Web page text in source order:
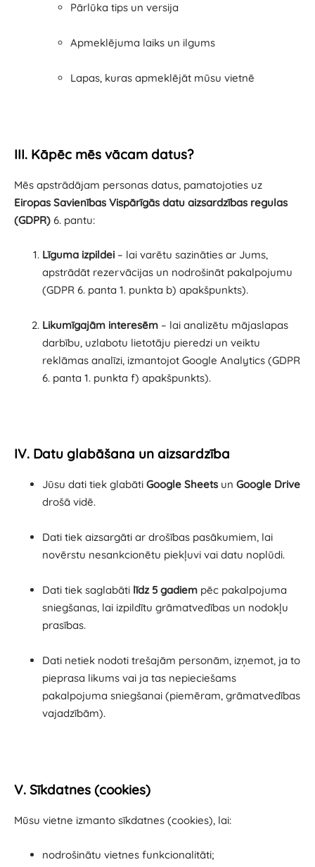
Pārlūka tips un versija
Apmeklējuma laiks un ilgums
Lapas, kuras apmeklējāt mūsu vietnē
III. Kāpēc mēs vācam datus?
Mēs apstrādājam personas datus, pamatojoties uz
Eiropas Savienības Vispārīgās datu aizsardzības regulas
(GDPR) 6. pantu:
Līguma izpildei – lai varētu sazināties ar Jums,
apstrādāt rezervācijas un nodrošināt pakalpojumu
(GDPR 6. panta 1. punkta b) apakšpunkts).
Likumīgajām interesēm – lai analizētu mājaslapas
darbību, uzlabotu lietotāju pieredzi un veiktu
reklāmas analīzi, izmantojot Google Analytics (GDPR
6. panta 1. punkta f) apakšpunkts).
IV. Datu glabāšana un aizsardzība
Jūsu dati tiek glabāti Google Sheets un Google Drive
drošā vidē.
Dati tiek aizsargāti ar drošības pasākumiem, lai
novērstu nesankcionētu piekļuvi vai datu noplūdi.
Dati tiek saglabāti līdz 5 gadiem pēc pakalpojuma
sniegšanas, lai izpildītu grāmatvedības un nodokļu
prasības.
Dati netiek nodoti trešajām personām, izņemot, ja to
pieprasa likums vai ja tas nepieciešams
pakalpojuma sniegšanai (piemēram, grāmatvedības
vajadzībām).
V. Sīkdatnes (cookies)
Mūsu vietne izmanto sīkdatnes (cookies), lai:
nodrošinātu vietnes funkcionalitāti;